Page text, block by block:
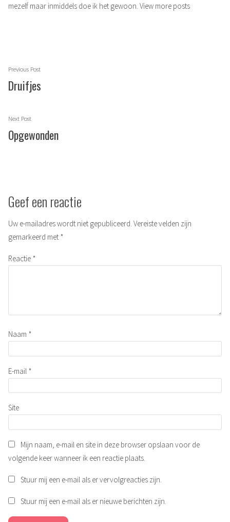
mezelf maar inmiddels doe ik het gewoon. View more posts
Berichtnavigatie
Previous PostPrevious
Druifjes
Next PostNext
post:
Opgewonden
Geef een reactie
Uw e-mailadres wordt niet gepubliceerd. Vereiste velden zijn
gemarkeerd met *
Reactie *
Naam *
E-mail *
Site
Mijn naam, e-mail en site in deze browser opslaan voor de
volgende keer wanneer ik een reactie plaats.
Stuur mij een e-mail als er vervolgreacties zijn.
Stuur mij een e-mail als er nieuwe berichten zijn.